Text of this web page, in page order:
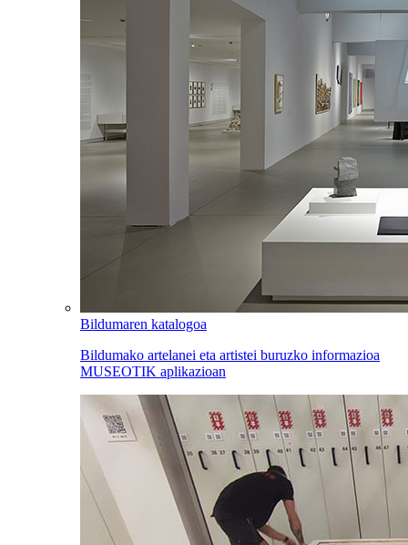
Bildumaren katalogoa
Bildumako artelanei eta artistei buruzko informazioa
MUSEOTIK aplikazioan